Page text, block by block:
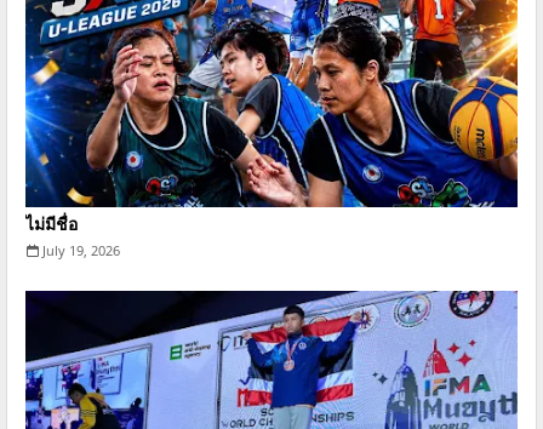
ไม่มีชื่อ
July 19, 2026